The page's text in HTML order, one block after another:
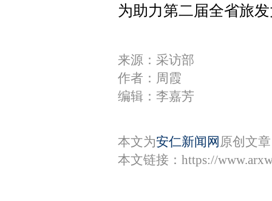
为助力第二届全省旅
来源：采访部
作者：周霞
编辑：李嘉芳
本文为安仁新闻网 原创文
本文链接： https://